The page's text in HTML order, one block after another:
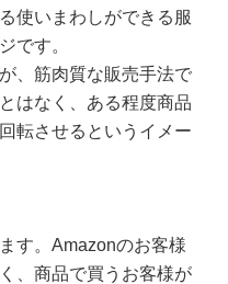
使いまわしができる服
です。
、筋肉質な販売手法で
はなく、ある程度商品
転させるというイメー
す。Amazonのお客様
、商品で買うお客様が